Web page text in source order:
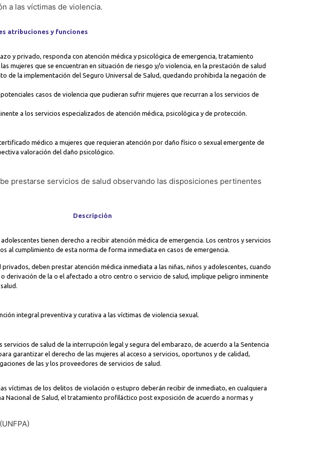
a las víctimas de violencia.
atribuciones y funciones
y privado, responda con atención médica y psicológica de emergencia, tratamiento
mujeres que se encuentran en situación de riesgo y/o violencia, en la prestación de salud
de la implementación del Seguro Universal de Salud, quedando prohibida la negación de
casos de violencia que pudieran sufrir mujeres que recurran a los servicios de
a los servicios especializados de atención médica, psicológica y de protección.
médico a mujeres que requieran atención por daño físico o sexual emergente de
valoración del daño psicológico.
prestarse servicios de salud observando las disposiciones pertinentes
Descripción
adolescentes tienen derecho a recibir atención médica de emergencia. Los centros y servicios
al cumplimiento de esta norma de forma inmediata en casos de emergencia.
deben prestar atención médica inmediata a las niñas, niños y adolescentes, cuando
o derivación de la o el afectado a otro centro o servicio de salud, implique peligro inminente
integral preventiva y curativa a las víctimas de violencia sexual.
servicios de salud de la interrupción legal y segura del embarazo, de acuerdo a la Sentencia
garantizar el derecho de las mujeres al acceso a servicios, oportunos y de calidad,
de las y los proveedores de servicios de salud.
víctimas de los delitos de violación o estupro deberán recibir de inmediato, en cualquiera
Nacional de Salud, el tratamiento profiláctico post exposición de acuerdo a normas y